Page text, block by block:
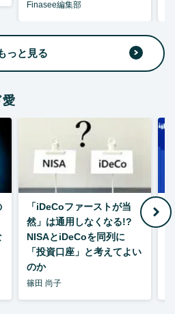
Finasee編集部
っと見る
愛
「iDeCoファーストが当
然」は通用しなくなる!?
NISAとiDeCoを同列に
「投資口座」と考えてよい
のか
篠田 尚子